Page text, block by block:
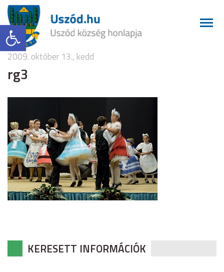
Eszköztár megnyitása
2009. október 13., kedd
rg3
KERESETT INFORMÁCIÓK